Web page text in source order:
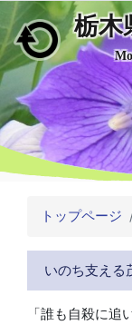
メインコンテンツ
栃木
トップページ
いのち支える
「誰も自殺に